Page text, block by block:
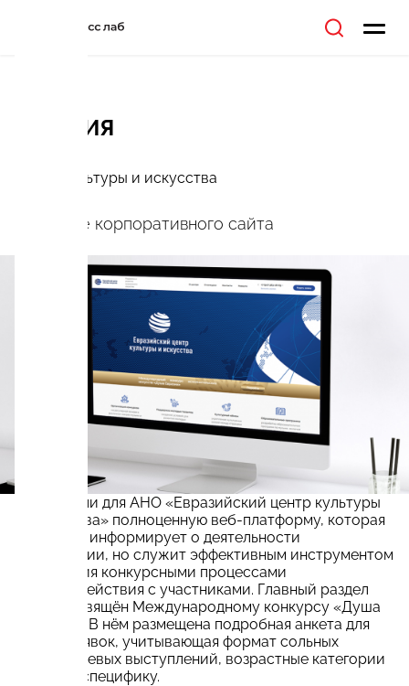
ЕВРАЗИЯ
Центр культуры и искусства
Создание корпоративного сайта
Мы создали для АНО «Евразийский центр культуры
и искусства» полноценную веб-платформу, которая
не просто информирует о деятельности
организации, но служит эффективным инструментом
управления конкурсными процессами
и взаимодействия с участниками. Главный раздел
сайта посвящён Международному конкурсу «Душа
Евразии». В нём размещена подробная анкета для
подачи заявок, учитывающая формат сольных
и ансамблевых выступлений, возрастные категории
и другую специфику.